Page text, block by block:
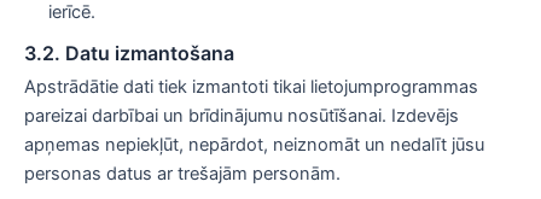
ierīcē.
3.2. Datu izmantošana
Apstrādātie dati tiek izmantoti tikai lietojumprogrammas
pareizai darbībai un brīdinājumu nosūtīšanai. Izdevējs
apņemas nepiekļūt, nepārdot, neiznomāt un nedalīt jūsu
personas datus ar trešajām personām.